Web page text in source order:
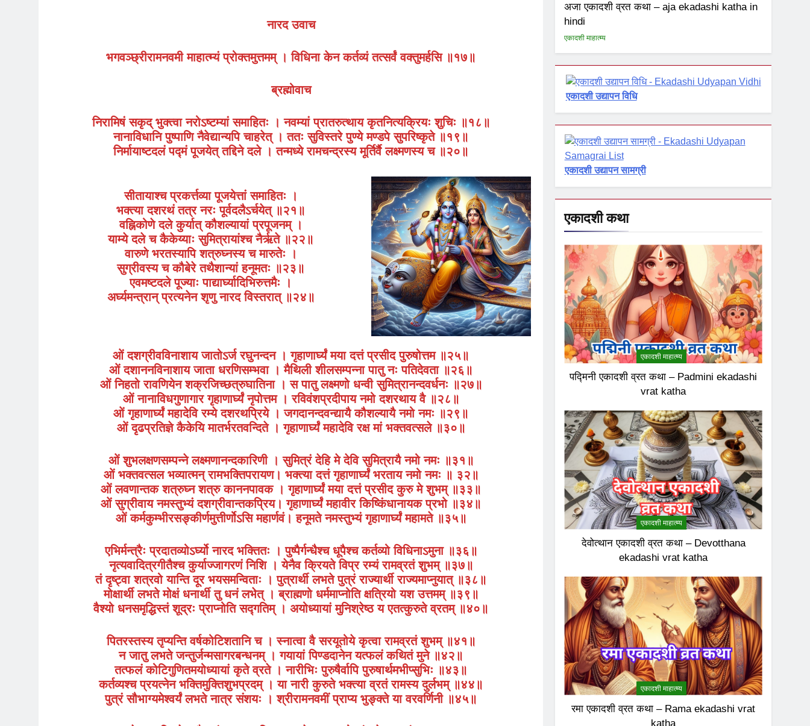
नारद उवाच
भगवञ्छ्रीरामनवमी माहात्म्यं प्रोक्तमुत्तमम् । विधिना केन कर्तव्यं तत्सर्वं वक्तुमर्हसि ॥१७॥
ब्रह्मोवाच
निरामिषं सकृद् भुक्त्वा नरोऽष्टम्यां समाहितः । नवम्यां प्रातरुत्थाय कृतनित्यक्रियः शुचिः ॥१८॥
नानाविधानि पुष्पाणि नैवेद्यान्यपि चाहरेत् । ततः सुविस्तरे पुण्ये मण्डपे सुपरिष्कृते ॥१९॥
निर्मायाष्टदलं पद्मं पूजयेत् तद्दिने दले । तन्मध्ये रामचन्द्रस्य मूर्तिर्वै लक्ष्मणस्य च ॥२०॥
सीतायाश्च प्रकर्त्तव्या पूजयेत्तां समाहितः ।
भक्त्या दशरथं तत्र नरः पूर्वदलैऽर्चयेत् ॥२१॥
वह्निकोणे दले कुर्यात् कौशल्यायां प्रपूजनम् ।
याम्ये दले च कैकेय्याः सुमित्रायांश्च नैर्ऋते ॥२२॥
वारुणे भरतस्यापि शत्रुघ्नस्य च मारुतेः ।
सुग्रीवस्य च कौबेरे तथैशान्यां हनूमतः ॥२३॥
एवमष्टदले पूज्याः पाद्यार्घ्यादिभिरुत्तमैः ।
अर्घ्यमन्त्रान् प्रत्यनेन शृणु नारद विस्तरात् ॥२४॥
ओं दशग्रीवविनाशाय जातोऽर्ज रघुनन्दन । गृहाणार्घ्यं मया दत्तं प्रसीद पुरुषोत्तम ॥२५॥
ओं दशाननविनाशाय जाता धरणिसम्भवा । मैथिली शीलसम्पन्ना पातु नः पतिदेवता ॥२६॥
ओं निहतो रावणियेन शक्रजिच्छत्रुघातिना । स पातु लक्ष्मणो धन्वी सुमित्रानन्दवर्धनः ॥२७॥
ओं नानाविधगुणागार गृहाणार्घ्यं नृपोत्तम । रविवंशप्रदीपाय नमो दशरथाय वै ॥२८॥
ओं गृहाणार्घ्यं महादेवि रम्ये दशरथप्रिये । जगदानन्दवन्द्यायै कौशल्यायै नमो नमः ॥२९॥
ओं दृढप्रतिज्ञे कैकेयि मातर्भरतवन्दिते । गृहाणार्घ्यं महादेवि रक्ष मां भक्तवत्सले ॥३०॥
ओं शुभलक्षणसम्पन्ने लक्ष्मणानन्दकारिणी । सुमित्रं देहि मे देवि सुमित्रायै नमो नमः ॥३१॥
ओं भक्तवत्सल भव्यात्मन् रामभक्तिपरायण। भक्त्या दत्तं गृहाणार्घ्यं भरताय नमो नमः ॥ ३२॥
ओं लवणान्तक शत्रुघ्न शत्रु काननपावक । गृहाणार्घ्यं मया दत्तं प्रसीद कुरु मे शुभम् ॥३३॥
ओं सुग्रीवाय नमस्तुभ्यं दशग्रीवान्तकप्रिय। गृहाणार्घ्यं महावीर किष्किंधानायक प्रभो ॥३४॥
ओं कर्मकुम्भीरसङ्कीर्णमुत्तीर्णोऽसि महार्णवं। हनूमते नमस्तुभ्यं गृहाणार्घ्यं महामते ॥३५॥
एभिर्मन्त्रैः प्रदातव्योऽर्घ्यो नारद भक्तितः । पुष्पैर्गन्धैश्च धूपैश्च कर्तव्यो विधिनाऽमुना ॥३६॥
नृत्यवादित्रगीतैश्च कुर्याज्जागरणं निशि । येनैव क्रियते विप्र रम्यं रामव्रतं शुभम् ॥३७॥
तं दृष्ट्वा शत्रवो यान्ति दूर भयसमन्विताः । पुत्रार्थी लभते पुत्रं राज्यार्थी राज्यमाप्नुयात् ॥३८॥
मोक्षार्थी लभते मोक्षं धनार्थी तु धनं लभेत् । ब्राह्मणो धर्ममाप्नोति क्षत्रियो यश उत्तमम् ॥३९॥
वैश्यो धनसमृद्धिस्तं शूद्रः प्राप्नोति सद्गतिम् । अयोध्यायां मुनिश्रेष्ठ य एतत्कुरुते व्रतम् ॥४०॥
पितरस्तस्य तृप्यन्ति वर्षकोटिशतानि च । स्नात्वा वै सरयूतोये कृत्वा रामव्रतं शुभम् ॥४१॥
न जातु लभते जन्तुर्जन्मसागरबन्धनम् । गयायां पिण्डदानेन यत्फलं कथितं मुने ॥४२॥
तत्फलं कोटिगुणितमयोध्यायां कृते व्रते । नारीभिः पुरुषैर्वापि पुरुषार्थमभीप्सुभिः ॥४३॥
कर्तव्यश्च प्रयत्नेन भक्तिमुक्तिशुभप्रदम् । या नारी कुरुते भक्त्या व्रतं रामस्य दुर्लभम् ॥४४॥
पुत्रं सौभाग्यमेश्वर्यं लभते नात्र संशयः । श्रीरामनवमीं प्राप्य भुङ्क्ते या वरवर्णिनी ॥४५॥
अजा एकादशी व्रत कथा – aja ekadashi katha in
hindi
एकादशी माहात्म्य
एकादशी उद्यापन विधि
एकादशी उद्यापन सामग्री
एकादशी कथा
एकादशी माहात्म्य
पद्मिनी एकादशी व्रत कथा – Padmini ekadashi
vrat katha
एकादशी माहात्म्य
देवोत्थान एकादशी व्रत कथा – Devotthana
ekadashi vrat katha
एकादशी माहात्म्य
रमा एकादशी व्रत कथा – Rama ekadashi vrat
katha